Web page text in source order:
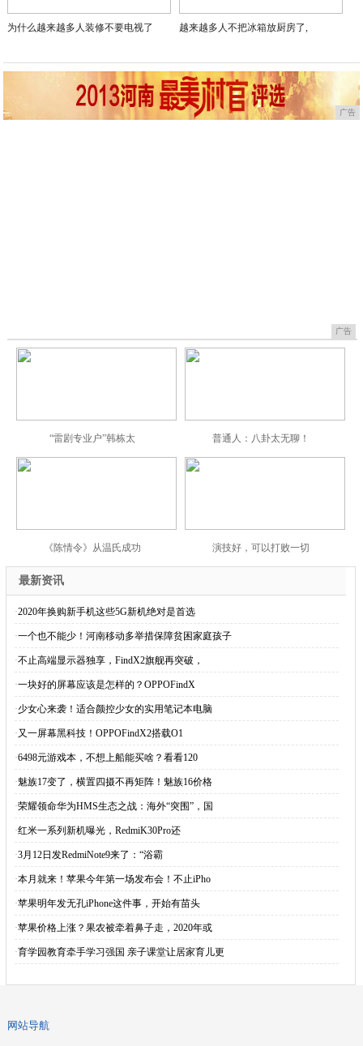
为什么越来越多人装修不要电视了 越来越多人不把冰箱放厨房了,
广告
广告
“雷剧专业户”韩栋太 普通人：八卦太无聊！
《陈情令》从温氏成功 演技好，可以打败一切
最新资讯
·2020年换购新手机这些5G新机绝对是首选
·一个也不能少！河南移动多举措保障贫困家庭孩子
·不止高端显示器独享，FindX2旗舰再突破，
·一块好的屏幕应该是怎样的？OPPOFindX
·少女心来袭！适合颜控少女的实用笔记本电脑
·又一屏幕黑科技！OPPOFindX2搭载O1
·6498元游戏本，不想上船能买啥？看看120
·魅族17变了，横置四摄不再矩阵！魅族16价格
·荣耀领命华为HMS生态之战：海外“突围”，国
·红米一系列新机曝光，RedmiK30Pro还
·3月12日发RedmiNote9来了：“浴霸
·本月就来！苹果今年第一场发布会！不止iPho
·苹果明年发无孔iPhone这件事，开始有苗头
·苹果价格上涨？果农被牵着鼻子走，2020年或
·育学园教育牵手学习强国 亲子课堂让居家育儿更
网站导航